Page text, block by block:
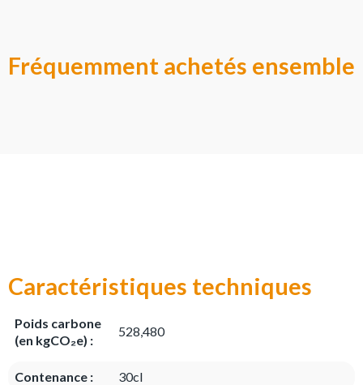
Fréquemment achetés ensemble
Caractéristiques techniques
Poids carbone
(en kgCO₂e) :
528,480
Contenance : 30cl